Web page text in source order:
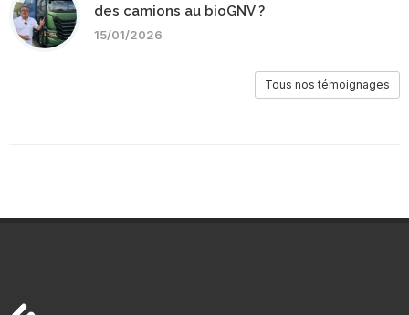
des camions au bioGNV ?
15/01/2026
Tous nos témoignages